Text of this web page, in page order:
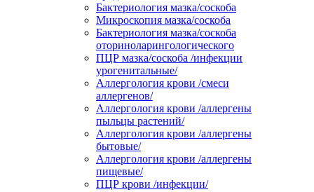
Бактериология мазка/соскоба
Микроскопия мазка/соскоба
Бактериология мазка/соскоба
оториноларингологического
ПЦР мазка/соскоба /инфекции
урогенитальные/
Аллергология крови /смеси
аллергенов/
Аллергология крови /аллергены
пыльцы растений/
Аллергология крови /аллергены
бытовые/
Аллергология крови /аллергены
пищевые/
ПЦР крови /инфекции/